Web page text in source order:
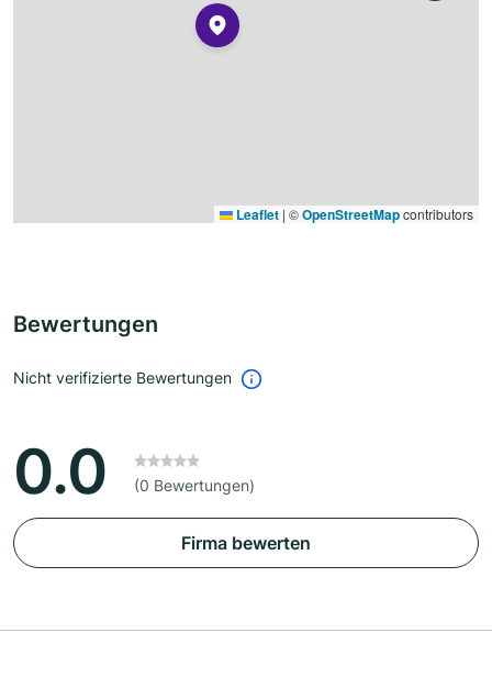
Leaflet | ©OpenStreetMapcontributors
Bewertungen
Nicht verifizierte Bewertungen
0.0 (0 Bewertungen)
Firma bewerten